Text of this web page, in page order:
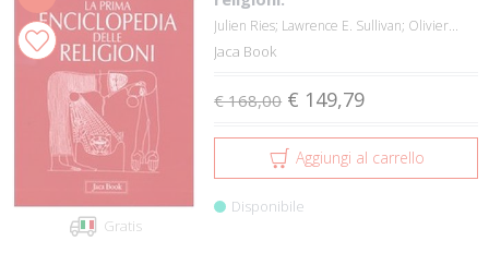
Gratis
Julien Ries; Lawrence E. Sullivan; Olivier...
Jaca Book
€ 168,00 € 149,79
Aggiungi al carrello
Disponibile